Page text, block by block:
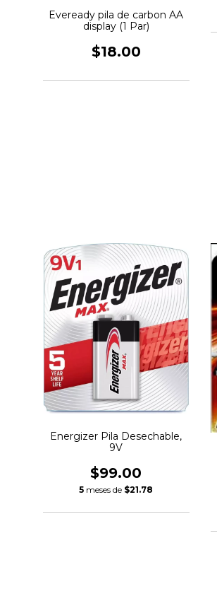
Eveready pila de carbon AA
display (1 Par)
$18.00
Energizer Pila Desechable,
9V
$99.00
5 meses de $21.78